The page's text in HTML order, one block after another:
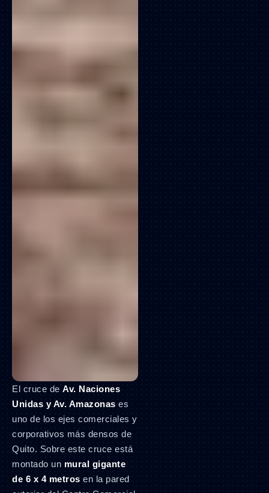
El cruce de Av. Naciones
Unidas y Av. Amazonas es
uno de los ejes comerciales y
corporativos más densos de
Quito. Sobre este cruce está
montado un mural gigante
de 6 x 4 metros en la pared